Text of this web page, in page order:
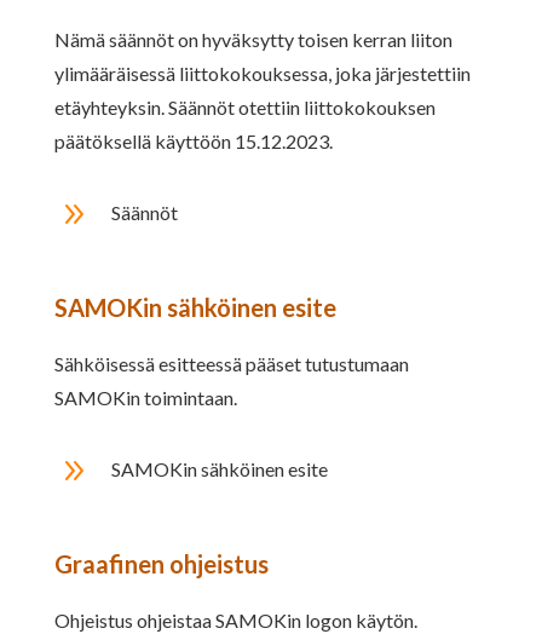
Nämä säännöt on hyväksytty toisen kerran liiton
ylimääräisessä liittokokouksessa, joka järjestettiin
etäyhteyksin. Säännöt otettiin liittokokouksen
päätöksellä käyttöön 15.12.2023.
9 Säännöt
SAMOKin sähköinen esite
Sähköisessä esitteessä pääset tutustumaan
SAMOKin toimintaan.
9 SAMOKin sähköinen esite
Graafinen ohjeistus
Ohjeistus ohjeistaa SAMOKin logon käytön.